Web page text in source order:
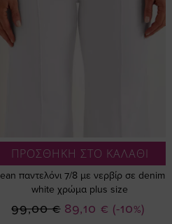
ΠΡΟΣΘΗΚΗ ΣΤΟ ΚΑΛΑΘΙ
παντελόνι 7/8 με νερβίρ σε denim
white χρώμα plus size
(-10%)
Ειδική
89,10 €
99,00 €